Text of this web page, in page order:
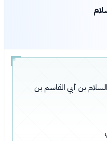
بن أبي القاسم بن